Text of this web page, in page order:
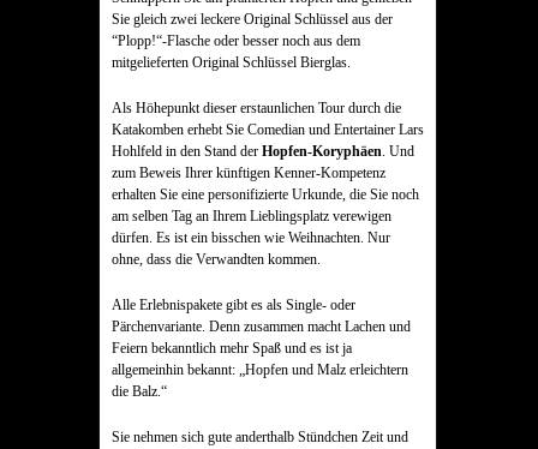
Sie gleich zwei leckere Original Schlüssel aus der
“Plopp!“-Flasche oder besser noch aus dem
mitgelieferten Original Schlüssel Bierglas.
Als Höhepunkt dieser erstaunlichen Tour durch die
Katakomben erhebt Sie Comedian und Entertainer Lars
Hohlfeld in den Stand der Hopfen-Koryphäen. Und
zum Beweis Ihrer künftigen Kenner-Kompetenz
erhalten Sie eine personifizierte Urkunde, die Sie noch
am selben Tag an Ihrem Lieblingsplatz verewigen
dürfen. Es ist ein bisschen wie Weihnachten. Nur
ohne, dass die Verwandten kommen.
Alle Erlebnispakete gibt es als Single- oder
Pärchenvariante. Denn zusammen macht Lachen und
Feiern bekanntlich mehr Spaß und es ist ja
allgemeinhin bekannt: „Hopfen und Malz erleichtern
die Balz.“
Sie nehmen sich gute anderthalb Stündchen Zeit und